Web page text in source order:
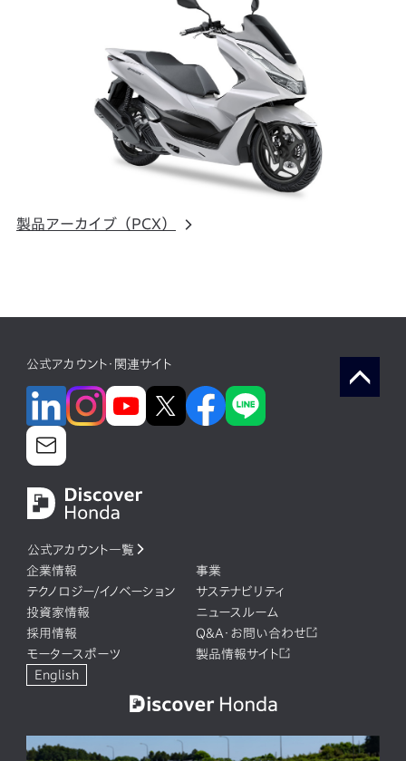
製品アーカイブ（PCX）
公式アカウント・関連サイト
公式アカウント一覧
企業情報
事業
テクノロジー/イノベーション
サステナビリティ
投資家情報
ニュースルーム
採用情報
Q&A・お問い合わせ
モータースポーツ
製品情報サイト
English